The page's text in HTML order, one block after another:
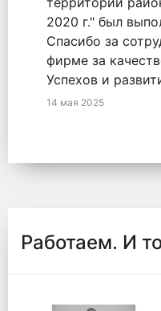
23 апреля 2025
Работаем. И